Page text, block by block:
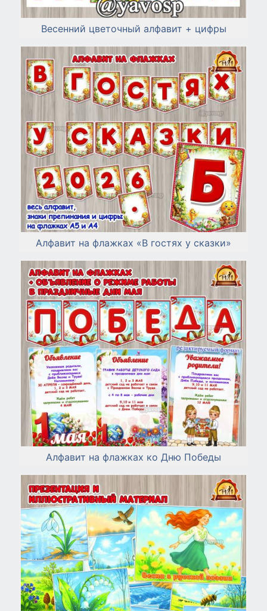
Весенний цветочный алфавит + цифры
Алфавит на флажках «В гостях у сказки»
Алфавит на флажках ко Дню Победы